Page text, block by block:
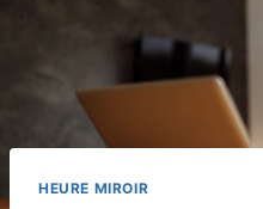
HEURE MIROIR